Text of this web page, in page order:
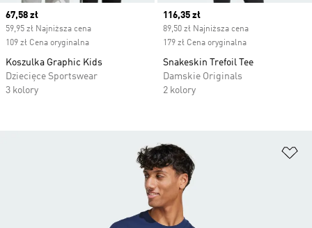
Current price
67,58 zł
59,95 zł Najniższa cena
109 zł Cena oryginalna
Koszulka Graphic Kids
Dziecięce Sportswear
3 kolory
Current price
116,35 zł
89,50 zł Najniższa cena
179 zł Cena oryginalna
Snakeskin Trefoil Tee
Damskie Originals
2 kolory